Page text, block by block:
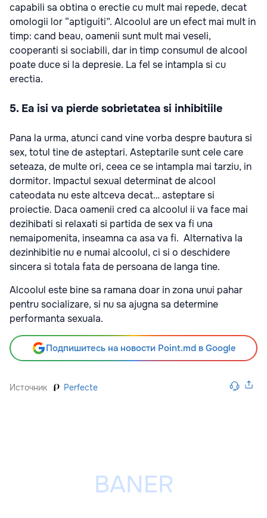
capabili sa obtina o erectie cu mult mai repede, decat
omologii lor “aptiguiti”. Alcoolul are un efect mai mult in
timp: cand beau, oamenii sunt mult mai veseli,
cooperanti si sociabili, dar in timp consumul de alcool
poate duce si la depresie. La fel se intampla si cu
erectia.
5. Ea isi va pierde sobrietatea si inhibitiile
Pana la urma, atunci cand vine vorba despre bautura si
sex, totul tine de asteptari. Asteptarile sunt cele care
seteaza, de multe ori, ceea ce se intampla mai tarziu, in
dormitor. Impactul sexual determinat de alcool
cateodata nu este altceva decat… asteptare si
proiectie. Daca oamenii cred ca alcoolul ii va face mai
dezihibati si relaxati si partida de sex va fi una
nemaipomenita, inseamna ca asa va fi. Alternativa la
dezinhibitie nu e numai alcoolul, ci si o deschidere
sincera si totala fata de persoana de langa tine.
Alcoolul este bine sa ramana doar in zona unui pahar
pentru socializare, si nu sa ajugna sa determine
performanta sexuala.
Подпишитесь на новости Point.md в Google
Источник Perfecte